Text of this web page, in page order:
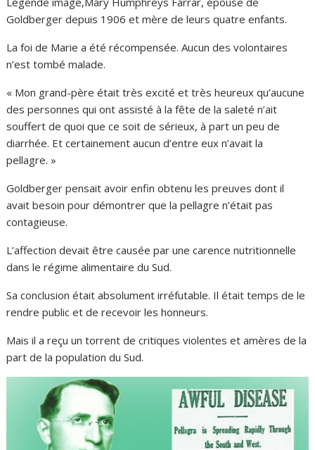
Goldberger depuis 1906 et mère de leurs quatre enfants.
La foi de Marie a été récompensée. Aucun des volontaires
n’est tombé malade.
« Mon grand-père était très excité et très heureux qu’aucune
des personnes qui ont assisté à la fête de la saleté n’ait
souffert de quoi que ce soit de sérieux, à part un peu de
diarrhée. Et certainement aucun d’entre eux n’avait la
pellagre. »
Goldberger pensait avoir enfin obtenu les preuves dont il
avait besoin pour démontrer que la pellagre n’était pas
contagieuse.
L’affection devait être causée par une carence nutritionnelle
dans le régime alimentaire du Sud.
Sa conclusion était absolument irréfutable. Il était temps de le
rendre public et de recevoir les honneurs.
Mais il a reçu un torrent de critiques violentes et amères de la
part de la population du Sud.